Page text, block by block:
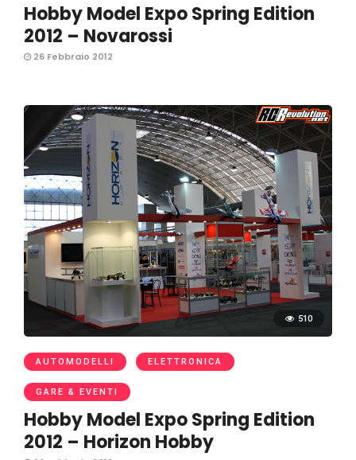
Hobby Model Expo Spring Edition
2012 – Novarossi
26 Febbraio 2012
510
AUTOMODELLI ELETTRONICA
GARE & EVENTI
Hobby Model Expo Spring Edition
2012 – Horizon Hobby